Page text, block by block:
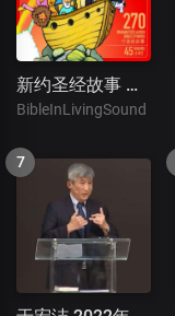
新约圣经故事 （二）
BibleInLivingSound